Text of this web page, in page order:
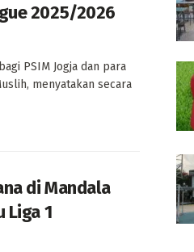
2025/2026
PSIM Jogja dan para
menyatakan secara
di Mandala
Liga 1